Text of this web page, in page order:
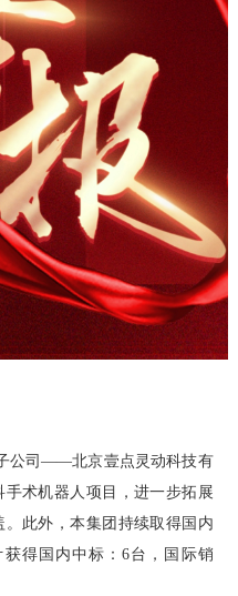
公司——北京壹点灵动科技有
术机器人项目，进一步拓展
。此外，本集团持续取得国内
得国内中标：6台，国际销